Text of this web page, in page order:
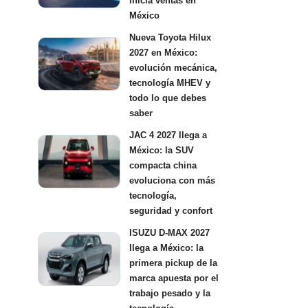
México
Nueva Toyota Hilux
2027 en México:
evolución mecánica,
tecnología MHEV y
todo lo que debes
saber
JAC 4 2027 llega a
México: la SUV
compacta china
evoluciona con más
tecnología,
seguridad y confort
ISUZU D-MAX 2027
llega a México: la
primera pickup de la
marca apuesta por el
trabajo pesado y la